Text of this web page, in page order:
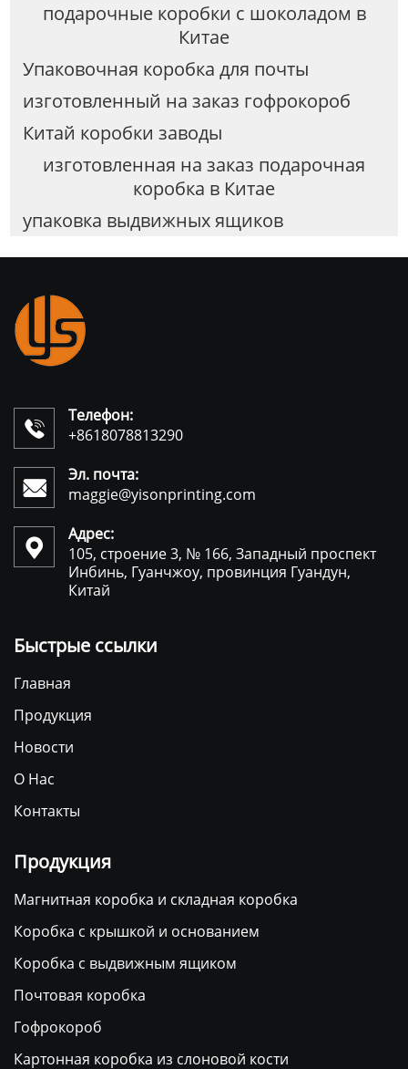
подарочные коробки с шоколадом в
Китае
Упаковочная коробка для почты
изготовленный на заказ гофрокороб
Китай коробки заводы
изготовленная на заказ подарочная
коробка в Китае
упаковка выдвижных ящиков

Телефон:
+8618078813290

Эл. почта:
maggie@yisonprinting.com

Адрес:
105, строение 3, № 166, Западный проспект
Инбинь, Гуанчжоу, провинция Гуандун,
Китай
Быстрые ссылки
Главная
Продукция
Новости
О Нас
Контакты
Продукция
Магнитная коробка и складная коробка
Коробка с крышкой и основанием
Коробка с выдвижным ящиком
Почтовая коробка
Гофрокороб
Картонная коробка из слоновой кости